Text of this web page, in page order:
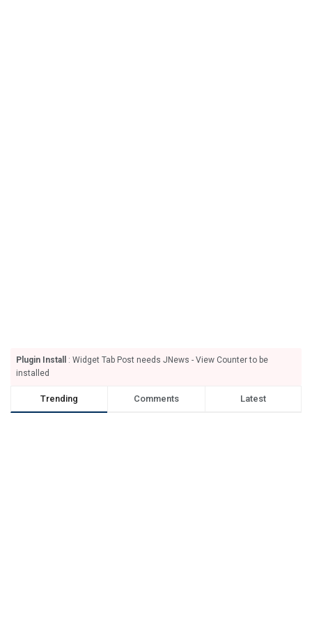
Plugin Install
: Widget Tab Post needs JNews - View Counter to be
installed
Trending Comments Latest